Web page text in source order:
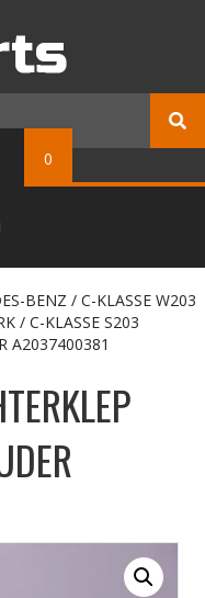
0
BENZ / C-KLASSE W203
/ C-KLASSE S203
A2037400381